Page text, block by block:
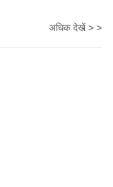
अधिक देखें > >